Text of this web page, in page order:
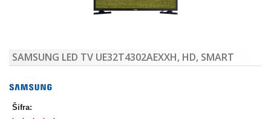
NOVO -
Telefoni,
tableti
TV,
audio
SAMSUNG LED TV UE32T4302AEXXH, HD, SMART
Šifra: